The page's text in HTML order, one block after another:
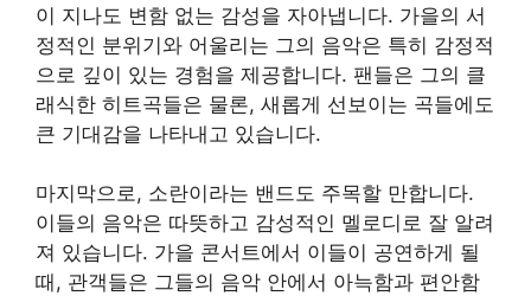
이 지나도 변함 없는 감성을 자아냅니다. 가을의 서
정적인 분위기와 어울리는 그의 음악은 특히 감정적
으로 깊이 있는 경험을 제공합니다. 팬들은 그의 클
래식한 히트곡들은 물론, 새롭게 선보이는 곡들에도
큰 기대감을 나타내고 있습니다.
마지막으로, 소란이라는 밴드도 주목할 만합니다.
이들의 음악은 따뜻하고 감성적인 멜로디로 잘 알려
져 있습니다. 가을 콘서트에서 이들이 공연하게 될
때, 관객들은 그들의 음악 안에서 아늑함과 편안함